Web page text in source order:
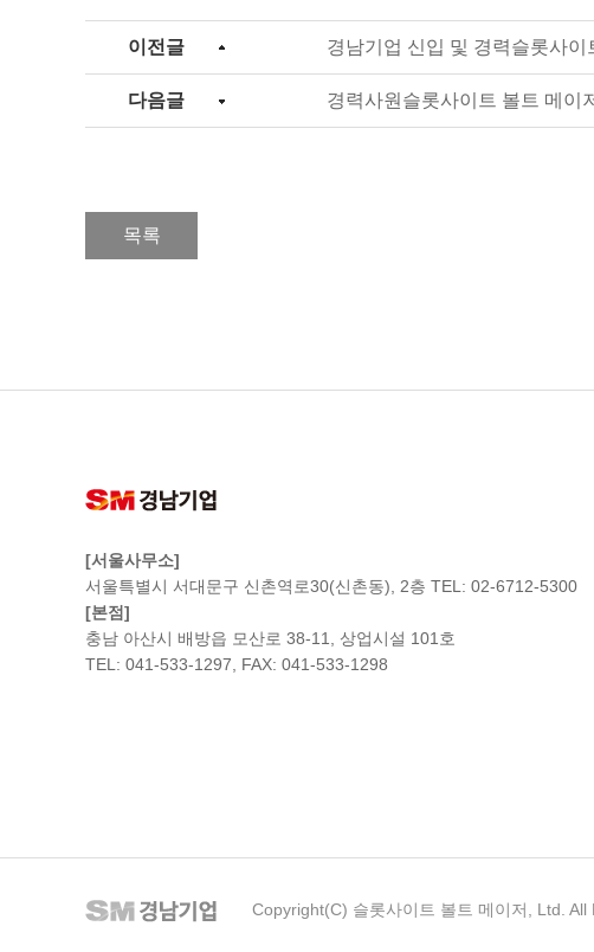
이전글 경남기업 신입 및 경력슬롯사이
다음글 경력사원슬롯사이트 볼트 메이
목록
[서울사무소]
서울특별시 서대문구 신촌역로30(신촌동), 2층 TEL: 02-6712-5300
[본점]
충남 아산시 배방읍 모산로 38-11, 상업시설 101호
TEL: 041-533-1297, FAX: 041-533-1298
Copyright(C) 슬롯사이트 볼트 메이저, Ltd. All